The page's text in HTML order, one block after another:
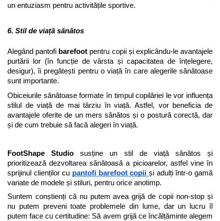
un entuziasm pentru activitățile sportive.
6. Stil de viață sănătos
Alegând pantofi barefoot pentru copii și explicându-le avantajele
purtării lor (în funcție de vârsta și capacitatea de înțelegere,
desigur), îi pregătești pentru o viață în care alegerile sănătoase
sunt importante.
Obiceiurile sănătoase formate în timpul copilăriei le vor influența
stilul de viață de mai târziu în viață. Astfel, vor beneficia de
avantajele oferite de un mers sănătos și o postură corectă, dar
și de cum trebuie să facă alegeri în viață.
FootShape Studio susține un stil de viață sănătos și
prioritizează dezvoltarea sănătoasă a picioarelor, astfel vine în
sprijinul clienților cu pantofi barefoot copii și adulți într-o gamă
variate de modele și stiluri, pentru orice anotimp.
Suntem conștienți că nu putem avea grijă de copii non-stop și
nu putem preveni toate problemele din lume, dar un lucru îl
putem face cu certitudine: Să avem grijă ce încălțăminte alegem